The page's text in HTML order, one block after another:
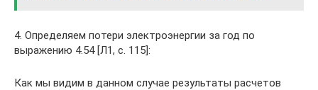
4. Определяем потери электроэнергии за год по
выражению 4.54 [Л1, с. 115]:
Как мы видим в данном случае результаты расчетов